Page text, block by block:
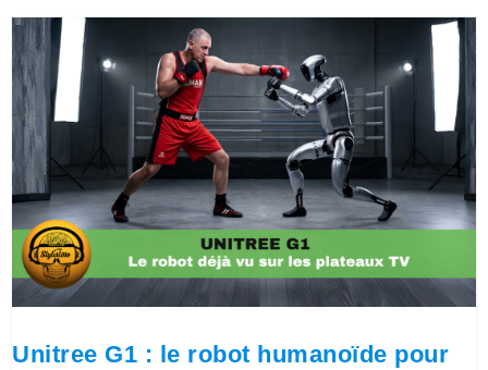
Unitree G1 : le robot humanoïde pour